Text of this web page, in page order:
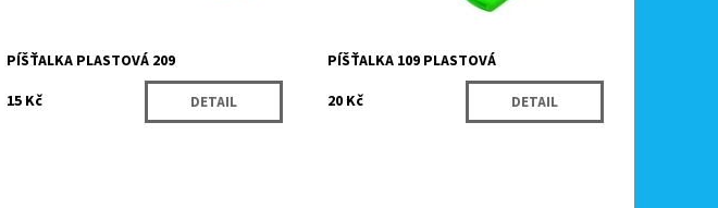
PÍŠŤALKA PLASTOVÁ 209
15 Kč
DETAIL
PÍŠŤALKA 109 PLASTOVÁ
20 Kč
DETAIL